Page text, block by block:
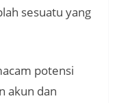
sesuatu yang
potensi
akun dan